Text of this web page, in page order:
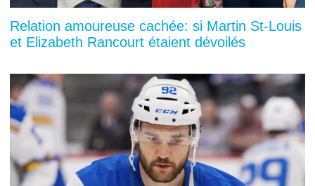
Relation amoureuse cachée: si Martin St-Louis
et Elizabeth Rancourt étaient dévoilés